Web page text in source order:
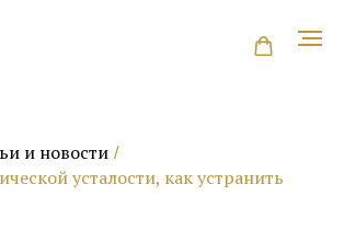
и новости /
усталости, как устранить